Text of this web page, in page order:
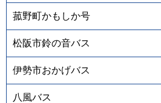
菰野町かもしか号
松阪市鈴の音バス
伊勢市おかげバス
八風バス